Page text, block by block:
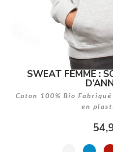
SWEAT FEMME :
Coton 100% Bio
en